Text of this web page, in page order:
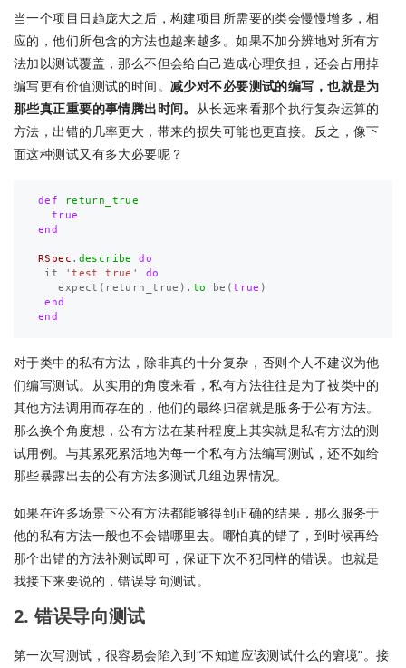
当一个项目日趋庞大之后，构建项目所需要的类会慢慢增多，相
应的，他们所包含的方法也越来越多。如果不加分辨地对所有方
法加以测试覆盖，那么不但会给自己造成心理负担，还会占用掉
编写更有价值测试的时间。减少对不必要测试的编写，也就是为
那些真正重要的事情腾出时间。 从长远来看那个执行复杂运算的
方法，出错的几率更大，带来的损失可能也更直接。反之，像下
面这种测试又有多大必要呢？
def
return_true
true
end
RSpec . describe
do
it
'test true'
do
expect ( return_true ). to be (true )
end
end
对于类中的私有方法，除非真的十分复杂，否则个人不建议为他
们编写测试。从实用的角度来看，私有方法往往是为了被类中的
其他方法调用而存在的，他们的最终归宿就是服务于公有方法。
那么换个角度想，公有方法在某种程度上其实就是私有方法的测
试用例。与其累死累活地为每一个私有方法编写测试，还不如给
那些暴露出去的公有方法多测试几组边界情况。
如果在许多场景下公有方法都能够得到正确的结果，那么服务于
他的私有方法一般也不会错哪里去。哪怕真的错了，到时候再给
那个出错的方法补测试即可，保证下次不犯同样的错误。也就是
我接下来要说的，错误导向测试。
2. 错误导向测试
第一次写测试，很容易会陷入到“不知道应该测试什么的窘境”。接